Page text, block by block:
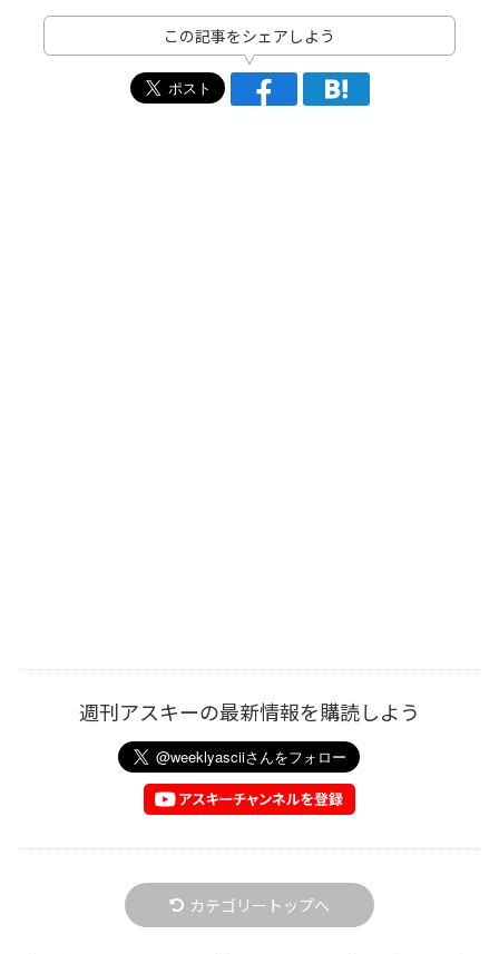
この記事をシェアしよう
週刊アスキーの最新情報を購読しよう
カテゴリートップへ